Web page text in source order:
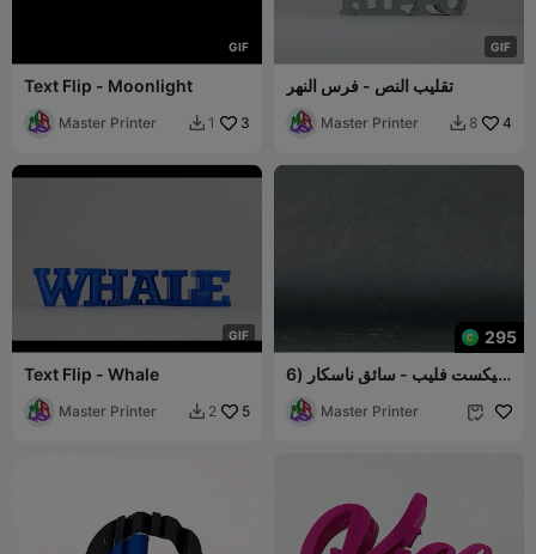
GIF
Text Flip - Moonlight
Master Printer  1 3
GIF
تقليب النص - فرس النهر
Master Printer  8 4
GIF
Text Flip - Whale
Master Printer  2 5
295
تيكست فليب - سائق ناسكار (6
Master Printer 